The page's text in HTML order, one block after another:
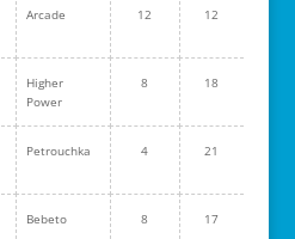
Arcade 12 12
Higher
Power
8 18
Petrouchka 4 21
Bebeto 8 17